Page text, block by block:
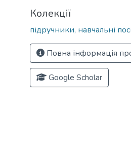
Колекції
підручники, навчальні
Повна інформація
Google Scholar